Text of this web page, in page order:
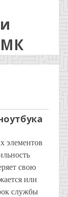
МК
элементов
свою
или
службы